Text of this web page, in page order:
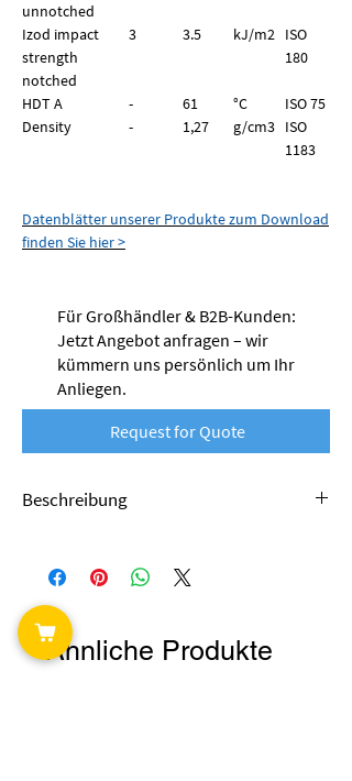
unnotched
Izod impact
strength
notched
3 3.5 kJ/m2 ISO
180
HDT A - 61 °C
ISO 75
Density
- 1,27 g/cm3 ISO
1183
Datenblätter unserer Produkte zum Download
finden Sie hier >
Für Großhändler & B2B-Kunden:
Jetzt Angebot anfragen – wir
kümmern uns persönlich um Ihr
Anliegen.
Request for Quote
Beschreibung
recycelten Produktionsabfällen hergestellt
und leistet damit einen wertvollen Beitrag zur
Kreislaufwirtschaft. Als Alternative zu
Materialien aus Primärproduktion tragen diese
Produkte dazu bei, Ressourcen zu schonen,
Ähnliche Produkte